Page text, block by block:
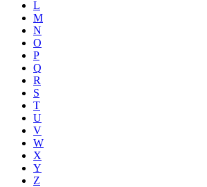
L
M
N
O
P
Q
R
S
T
U
V
W
X
Y
Z